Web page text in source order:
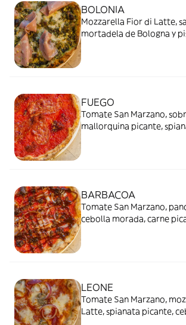
BOLONIA
Mozzarella Fior di Latte,
mortadela de Bologna y
FUEGO
Tomate San Marzano,
mallorquina picante,
BARBACOA
Tomate San Marzano,
cebolla morada, carne
LEONE
Tomate San Marzano,
Latte, spianata picante,